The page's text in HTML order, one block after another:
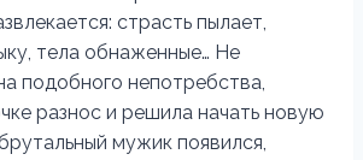
страсть пылает,
тела обнаженные… Не
подобного непотребства,
разнос и решила начать новую
мужик появился,